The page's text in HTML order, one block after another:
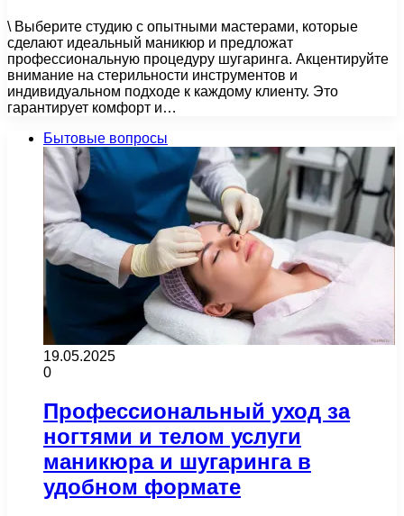
\ Выберите студию с опытными мастерами, которые
сделают идеальный маникюр и предложат
профессиональную процедуру шугаринга. Акцентируйте
внимание на стерильности инструментов и
индивидуальном подходе к каждому клиенту. Это
гарантирует комфорт и…
Бытовые вопросы
19.05.2025
0
Профессиональный уход за
ногтями и телом услуги
маникюра и шугаринга в
удобном формате